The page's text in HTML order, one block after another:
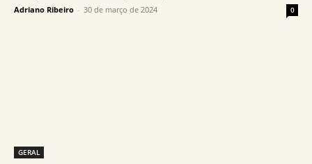
Adriano Ribeiro - 30 de março de 2024 0
GERAL